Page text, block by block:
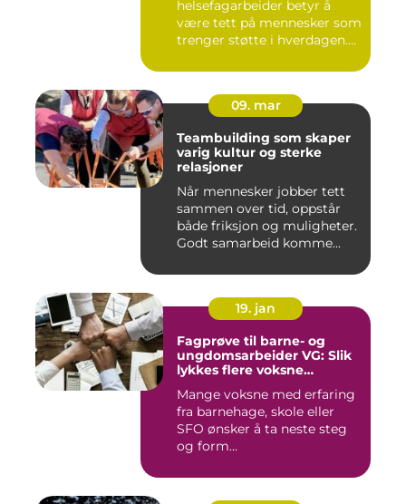
helsefagarbeider betyr å
være tett på mennesker som
trenger støtte i hverdagen.
09. mar
Teambuilding som skaper
varig kultur og sterke
relasjoner
Når mennesker jobber tett
sammen over tid, oppstår
både friksjon og muligheter.
Godt samarbeid komme...
19. jan
Fagprøve til barne- og
ungdomsarbeider VG: Slik
lykkes flere voksne
Mange voksne med erfaring
fra barnehage, skole eller
SFO ønsker å ta neste steg
og form...